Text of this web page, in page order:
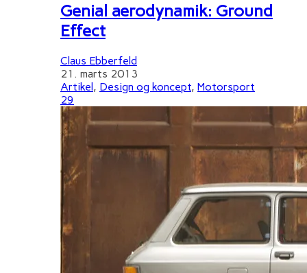
Genial aerodynamik: Ground
Effect
Claus Ebberfeld
21. marts 2013
Artikel, Design og koncept, Motorsport
29